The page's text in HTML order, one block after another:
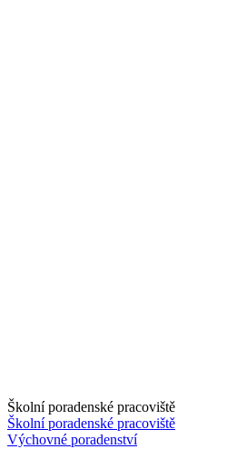
Školní poradenské pracoviště
Školní poradenské pracoviště
Výchovné poradenství